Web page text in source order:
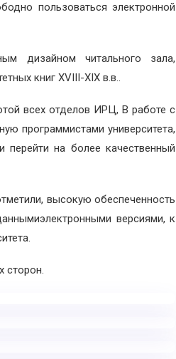
пользоваться электронной
дизайном читального зала,
книг XVIII-XIX в.в..
всех отделов ИРЦ, В работе с
программистами университета,
на более качественный
высокую обеспеченность
версиями, к
сторон.